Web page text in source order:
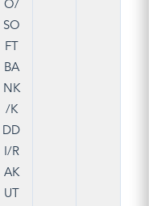
O/
SO
FT
BA
NK
/K
DD
I/R
AK
UT